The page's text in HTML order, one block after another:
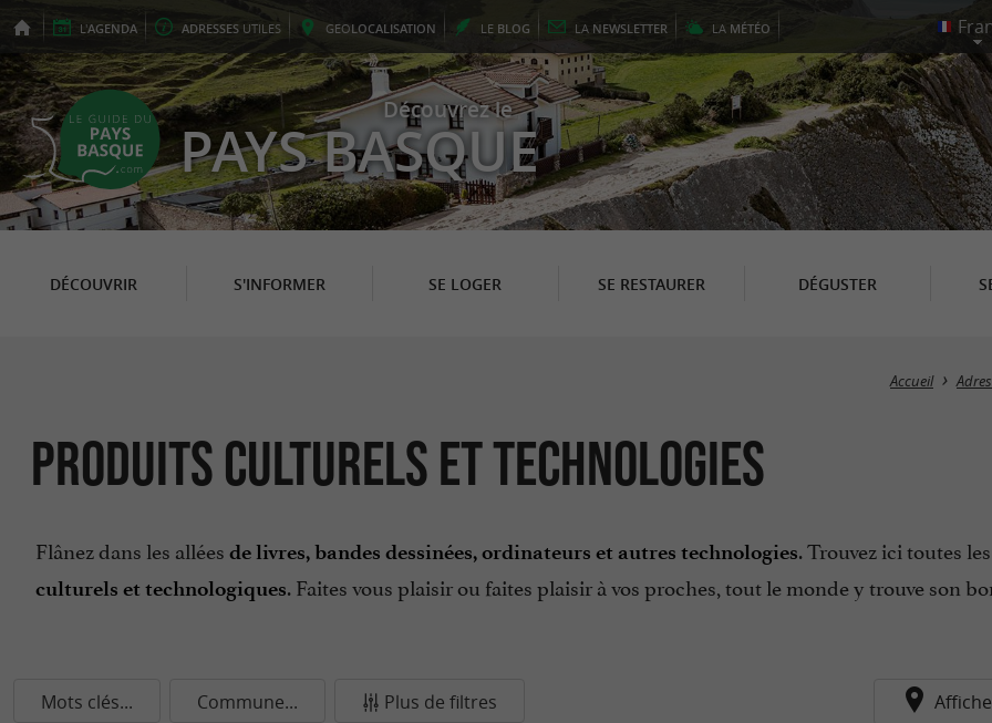
L'AGENDA ADRESSES UTILES GEOLOCALISATION LE BLOG LA NEWSLETTER LA MÉTÉO
Découvrez le
PAYS BASQUE
DÉCOUVRIR S'INFORMER SE LOGER SE RESTAURER DÉGUSTER
Accueil
Produits Culturels et Technologies
Flânez dans les allées de livres, bandes dessinées, ordinateurs et autres technologies. Trouvez ici toutes
culturels et technologiques. Faites vous plaisir ou faites plaisir à vos proches, tout le monde y trouve son
Mots clés... Commune... Plus de filtres